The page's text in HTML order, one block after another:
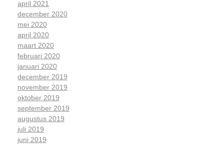
april 2021
december 2020
mei 2020
april 2020
maart 2020
februari 2020
januari 2020
december 2019
november 2019
oktober 2019
september 2019
augustus 2019
juli 2019
juni 2019